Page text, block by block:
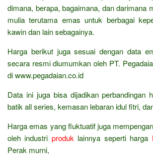
dimana, berapa, bagaimana, dan darimana
mulia terutama emas untuk berbagai
kawin dan lain sebagainya.
Harga berikut juga sesuai dengan data
secara resmi diumumkan oleh PT.
di www.pegadaian.co.id
Data ini juga bisa dijadikan perbandingan
batik all series, kemasan lebaran idul fitri,
Harga emas yang fluktuatif juga
oleh industri produklainnya seperti harga
Perak murni,